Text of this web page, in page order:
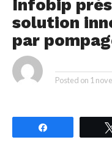
Infobip
solution
par
Posted on 1